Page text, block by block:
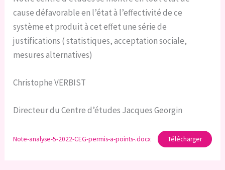
cause défavorable en l’état à l’effectivité de ce
système et produit à cet effet une série de
justifications ( statistiques, acceptation sociale,
mesures alternatives)
Christophe VERBIST
Directeur du Centre d’études Jacques Georgin
Note-analyse-5-2022-CEG-permis-a-points-.docx Télécharger